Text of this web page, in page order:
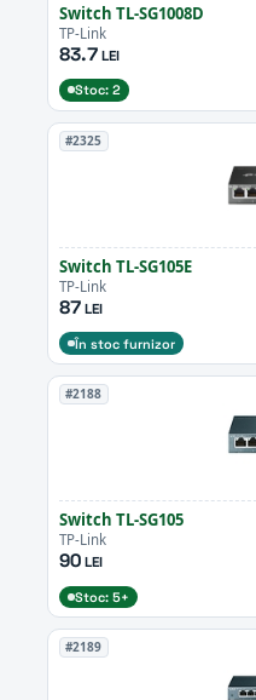
Switch TL-SG1008D
TP-Link
83.7LEI
Stoc: 2
#2325
Switch TL-SG105E
TP-Link
87LEI
În stoc furnizor
#2188
Switch TL-SG105
TP-Link
90LEI
Stoc: 5+
#2189